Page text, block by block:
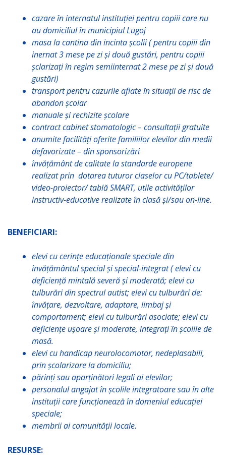
cazare în internatul instituției pentru copiii care nu
au domiciliul în municipiul Lugoj
masa la cantina din incinta școlii ( pentru copiii din
inernat 3 mese pe zi și două gustări, pentru copiii
șclarizați în regim semiinternat 2 mese pe zi și două
gustări)
transport pentru cazurile aflate în situații de risc de
abandon școlar
manuale și rechizite școlare
contract cabinet stomatologic – consultații gratuite
anumite facilități oferite familiilor elevilor din medii
defavorizate – din sponsorizări
învățământ de calitate la standarde europene
realizat prin dotarea tuturor claselor cu PC/tablete/
video-proiector/ tablă SMART, utile activităților
instructiv-educative realizate în clasă și/sau on-line.
BENEFICIARI:
elevi cu cerinţe educaționale speciale din
învăţământul special şi special-integrat ( elevi cu
deficiență mintală severă și moderată; elevi cu
tulburări din spectrul autist; elevi cu tulburări de:
învățare, dezvoltare, adaptare, limbaj și
comportament; elevi cu tulburări asociate; elevi cu
deficiențe ușoare și moderate, integrați în școlile de
masă.
elevi cu handicap neurolocomotor, nedeplasabili,
prin școlarizare la domiciliu;
părinţi sau aparţinători legali ai elevilor;
personalul angajat în şcolile integratoare sau în alte
instituţii care funcţionează în domeniul educaţiei
speciale;
membrii ai comunităţii locale.
RESURSE: